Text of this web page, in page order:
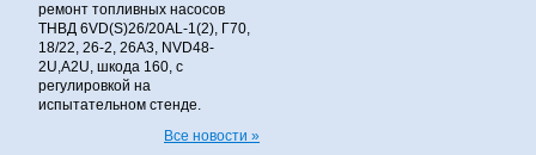
ремонт топливных насосов
ТНВД 6VD(S)26/20AL-1(2), Г70,
18/22, 26-2, 26А3, NVD48-
2U,A2U, шкода 160, с
регулировкой на
испытательном стенде.
Все новости »